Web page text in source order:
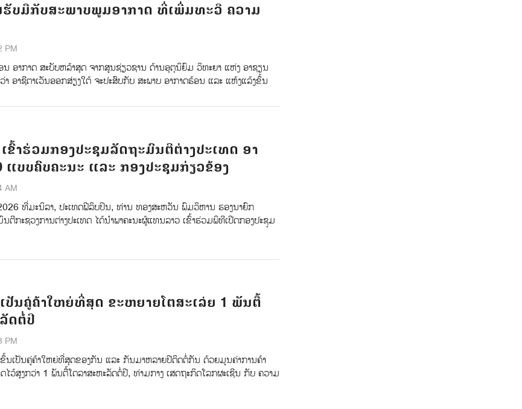
ຮັບມືກັບສະພາບພູມອາກາດ ທີ່ເພີ່ມທະວີ ຄວາມ
PM
ນ ອາກາດ ສະບັບຫລ້າສຸດ ຈາກສູນຊ່ຽວຊານ ດ້ານອຸຕຸນິຍົມ ວິທະຍາ ແຫ່ງ ອາຊຽນ
ອາຊີຕາເວັນອອກສ່ຽງໃຕ້ ຈະປະສົບກັບ ສະພາບ ອາກາດຮ້ອນ ແລະ ແຫ້ງແລ້ງຂຶ້ນ
ຂົ້າຮ່ວມກອງປະຊຸມລັດຖະມົນຕີຕ່າງປະເທດ ອາ
ແບບຄົບຄະນະ ແລະ ກອງປະຊຸມກ່ຽວຂ້ອງ
AM
ທີ່ມະນິລາ, ປະເທດຟີລິບປິນ, ທ່ານ ທອງສະຫວັນ ພົມວິຫານ ຮອງນາຍົກ
ກະຊວງການຕ່າງປະເທດ ໄດ້ນຳພາຄະນະຜູ້ແທນລາວ ເຂົ້າຮ່ວມພິທີເປີດກອງປະຊຸມ
ປັນຄູ່ຄ້າໃຫຍ່ທີ່ສຸດ ຂະຫຍາຍໂຕສະເລ່ຍ 1 ພັນຕື້
ດຕໍ່ປີ
PM
ນເປັນຄູ່ຄ້າໃຫຍ່ທີ່ສຸດຂອງກັນ ແລະ ກັນມາຫລາຍປີຕິດຕໍ່ກັນ ດ້ວຍມູນຄ່າການຄ້າ
ໄວ້ສູງກວ່າ 1 ພັນຕື້ໂດລາສະຫະລັດຕໍ່ປີ, ທ່າມກາງ ເສດຖະກິດໂລກຜະເຊີນ ກັບ ຄວາມ